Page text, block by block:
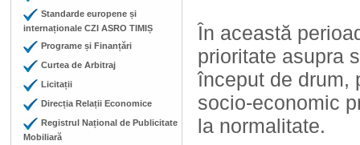
Standarde europene și
internaționale CZI ASRO TIMIȘ
Programe și Finanțări
Curtea de Arbitraj
Licitații
Direcția Relații Economice
Registrul Național de Publicitate
Mobiliară
În această
prioritate asupra
început de drum,
socio-economic
la normalitate.